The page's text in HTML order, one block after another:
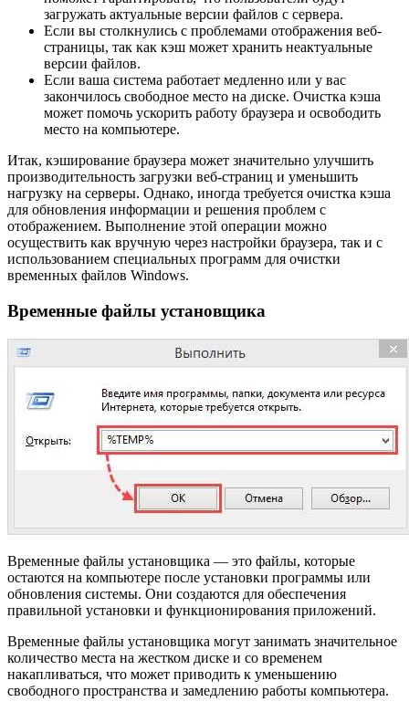
загружать актуальные версии файлов с сервера.
Если вы столкнулись с проблемами отображения веб-
страницы, так как кэш может хранить неактуальные
версии файлов.
Если ваша система работает медленно или у вас
закончилось свободное место на диске. Очистка кэша
может помочь ускорить работу браузера и освободить
место на компьютере.
Итак, кэширование браузера может значительно улучшить
производительность загрузки веб-страниц и уменьшить
нагрузку на серверы. Однако, иногда требуется очистка кэша
для обновления информации и решения проблем с
отображением. Выполнение этой операции можно
осуществить как вручную через настройки браузера, так и с
использованием специальных программ для очистки
временных файлов Windows.
Временные файлы установщика
Временные файлы установщика — это файлы, которые
остаются на компьютере после установки программы или
обновления системы. Они создаются для обеспечения
правильной установки и функционирования приложений.
Временные файлы установщика могут занимать значительное
количество места на жестком диске и со временем
накапливаться, что может приводить к уменьшению
свободного пространства и замедлению работы компьютера.